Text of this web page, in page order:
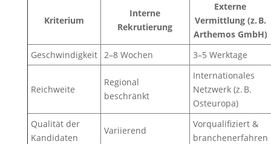
Kriterium
Interne
Rekrutierung
Externe
Vermittlung (z. B.
Arthemos GmbH)
Geschwindigkeit 2–8 Wochen 3–5 Werktage
Reichweite
Regional
beschränkt
Internationales
Netzwerk (z. B.
Osteuropa)
Qualität der
Kandidaten
Variierend
Vorqualifiziert &
branchenerfahren